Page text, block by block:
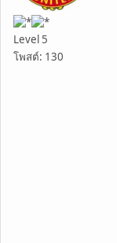
Level 5
โพสต์: 130